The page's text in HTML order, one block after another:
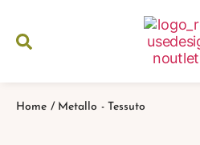
Home / Metallo - Tessuto